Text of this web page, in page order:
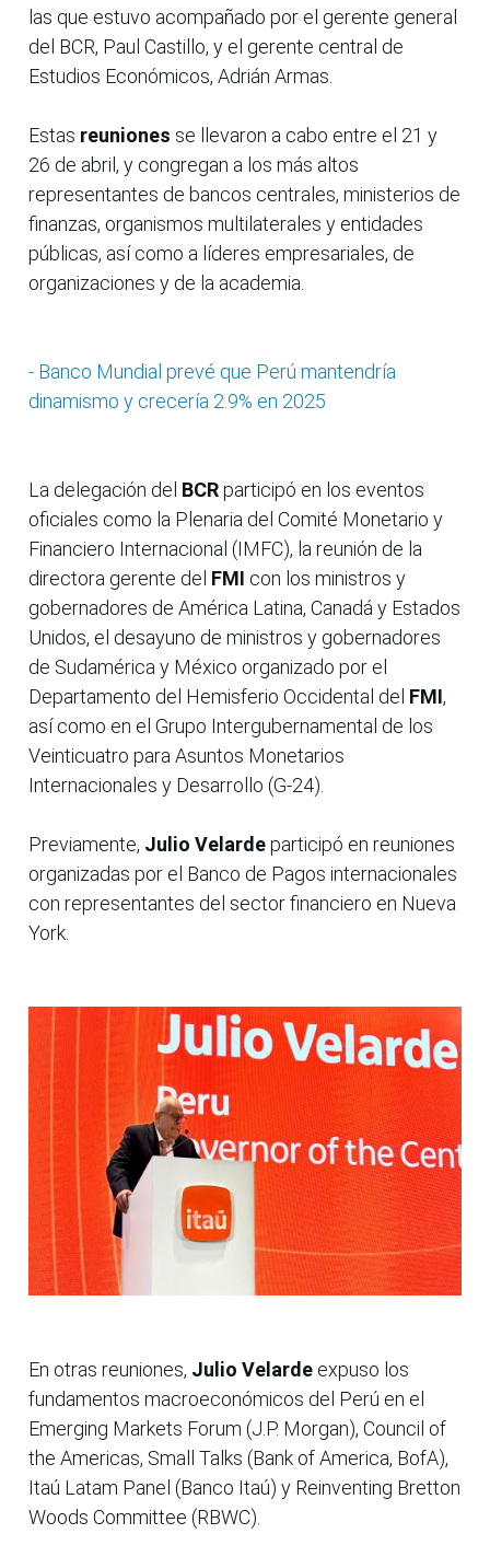
las que estuvo acompañado por el gerente general
del BCR, Paul Castillo, y el gerente central de
Estudios Económicos, Adrián Armas.
Estas reuniones se llevaron a cabo entre el 21 y
26 de abril, y congregan a los más altos
representantes de bancos centrales, ministerios de
finanzas, organismos multilaterales y entidades
públicas, así como a líderes empresariales, de
organizaciones y de la academia.
- Banco Mundial prevé que Perú mantendría
dinamismo y crecería 2.9% en 2025
La delegación del BCRparticipó en los eventos
oficiales como la Plenaria del Comité Monetario y
Financiero Internacional (IMFC), la reunión de la
directora gerente del FMI con los ministros y
gobernadores de América Latina, Canadá y Estados
Unidos, el desayuno de ministros y gobernadores
de Sudamérica y México organizado por el
Departamento del Hemisferio Occidental del FMI,
así como en el Grupo Intergubernamental de los
Veinticuatro para Asuntos Monetarios
Internacionales y Desarrollo (G-24).
Previamente, Julio Velardeparticipó en reuniones
organizadas por el Banco de Pagos internacionales
con representantes del sector financiero en Nueva
York.
En otras reuniones, Julio Velarde expuso los
fundamentos macroeconómicos del Perú en el
Emerging Markets Forum (J.P. Morgan), Council of
the Americas, Small Talks (Bank of America, BofA),
Itaú Latam Panel (Banco Itaú) y Reinventing Bretton
Woods Committee (RBWC).